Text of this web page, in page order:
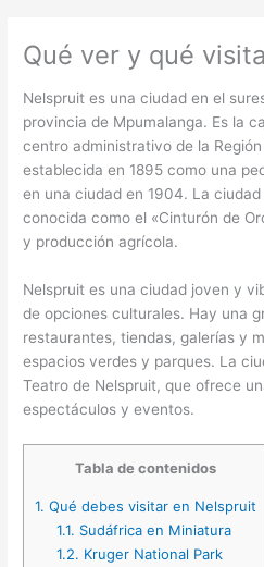
Qué ver y qué
Nelspruit es una ciudad en el
provincia de Mpumalanga. Es la
centro administrativo de la
establecida en 1895 como una
en una ciudad en 1904. La
conocida como el «Cinturón de
y producción agrícola.
Nelspruit es una ciudad joven y
de opciones culturales. Hay una
restaurantes, tiendas, galerías y
espacios verdes y parques. La
Teatro de Nelspruit, que ofrece
espectáculos y eventos.
Tabla de contenidos
1. Qué debes visitar en Nelspruit
1.1. Sudáfrica en Miniatura
1.2. Kruger National Park